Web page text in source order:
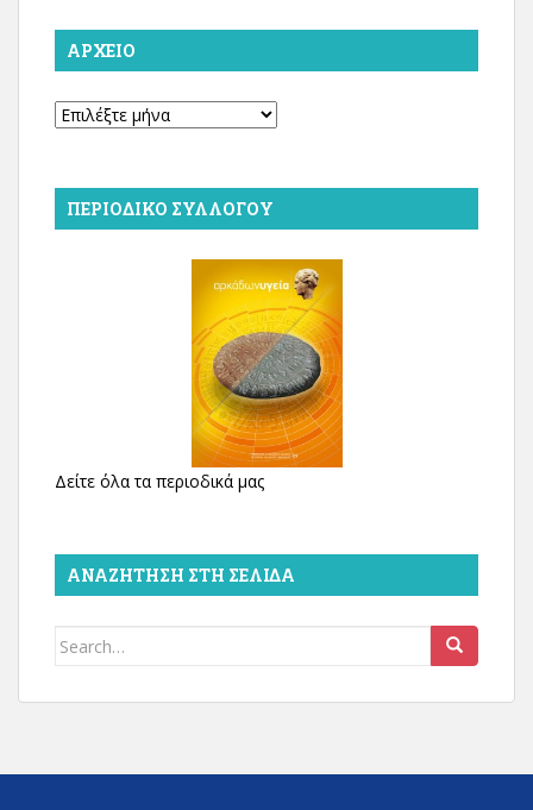
ΑΡΧΕΊΟ
Αρχείο
ΠΕΡΙΟΔΙΚΌ ΣΥΛΛΌΓΟΥ
Δείτε όλα τα περιοδικά μας
ΑΝΑΖΉΤΗΣΗ ΣΤΗ ΣΕΛΊΔΑ
Search